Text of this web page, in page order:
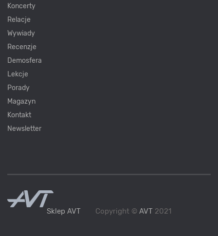
Koncerty
Relacje
Wywiady
Recenzje
Demosfera
Lekcje
Porady
Magazyn
Kontakt
Newsletter
Sklep AVT Copyright © AVT 2021